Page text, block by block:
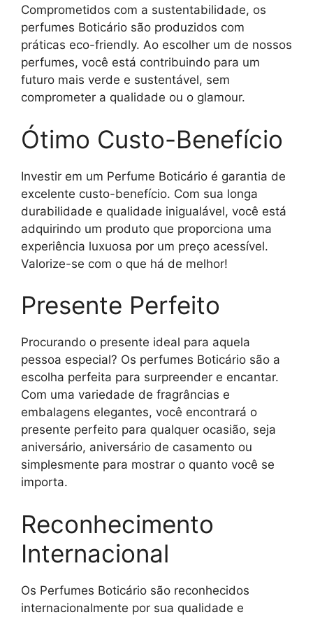
Comprometidos com a sustentabilidade, os
perfumes Boticário são produzidos com
práticas eco-friendly. Ao escolher um de nossos
perfumes, você está contribuindo para um
futuro mais verde e sustentável, sem
comprometer a qualidade ou o glamour.
Ótimo Custo-Benefício
Investir em um Perfume Boticário é garantia de
excelente custo-benefício. Com sua longa
durabilidade e qualidade inigualável, você está
adquirindo um produto que proporciona uma
experiência luxuosa por um preço acessível.
Valorize-se com o que há de melhor!
Presente Perfeito
Procurando o presente ideal para aquela
pessoa especial? Os perfumes Boticário são a
escolha perfeita para surpreender e encantar.
Com uma variedade de fragrâncias e
embalagens elegantes, você encontrará o
presente perfeito para qualquer ocasião, seja
aniversário, aniversário de casamento ou
simplesmente para mostrar o quanto você se
importa.
Reconhecimento
Internacional
Os Perfumes Boticário são reconhecidos
internacionalmente por sua qualidade e